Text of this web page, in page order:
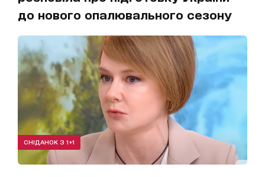
до нового опалювального сезону
СНІДАНОК З 1+1